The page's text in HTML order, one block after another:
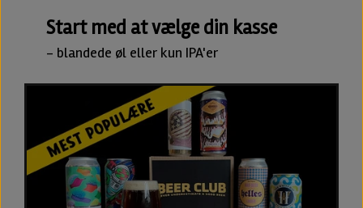
Start med at vælge din kasse
- blandede øl eller kun IPA'er